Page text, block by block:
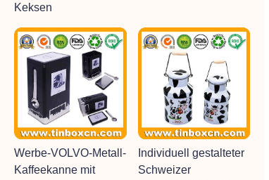
Keksen
Werbe-VOLVO-Metall-
Kaffeekanne mit
Individuell gestalteter
Schweizer